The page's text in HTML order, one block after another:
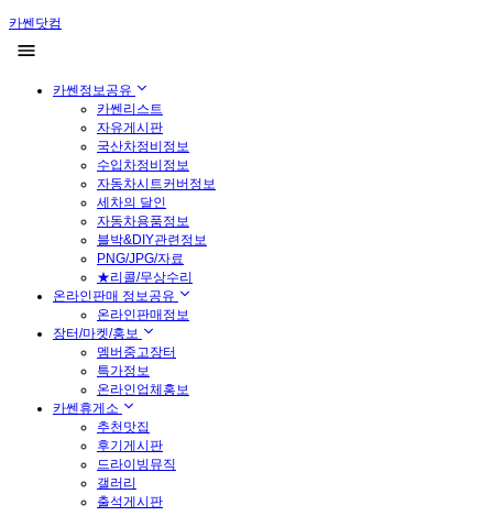
카쎈닷컴
카쎈정보공유
카쎈리스트
자유게시판
국산차정비정보
수입차정비정보
자동차시트커버정보
세차의 달인
자동차용품정보
블박&DIY관련정보
PNG/JPG/자료
★리콜/무상수리
온라인판매 정보공유
온라인판매정보
장터/마켓/홍보
멤버중고장터
특가정보
온라인업체홍보
카쎈휴게소
추천맛집
후기게시판
드라이빙뮤직
갤러리
출석게시판